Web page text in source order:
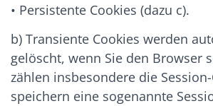
• Persistente Cookies (dazu c).
b) Transiente Cookies werden
gelöscht, wenn Sie den Browser
zählen insbesondere die
speichern eine sogenannte